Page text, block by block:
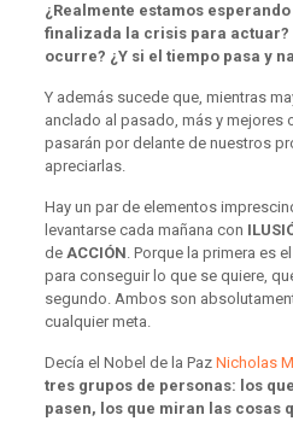
¿Realmente estamos
finalizada la crisis para actuar?
ocurre? ¿Y si el tiempo pasa y
Y además sucede que, mientras
anclado al pasado, más y mejores
pasarán por delante de nuestros
apreciarlas.
Hay un par de elementos
levantarse cada mañana con
de ACCIÓN. Porque la primera es
para conseguir lo que se quiere,
segundo. Ambos son
cualquier meta.
Decía el Nobel de la Paz Nicholas
tres grupos de personas: los
pasen, los que miran las cosas